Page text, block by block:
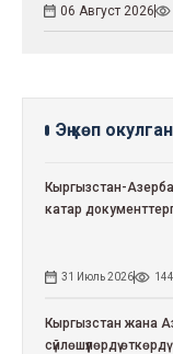
06 Август 2026
Эң көп окулган
Кыргызстан-
катар
31 Июль 2026
Кыргызстан жана
сүйлөшүүлөрдү өткөрдү